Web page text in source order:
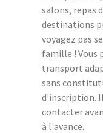
salons, repas
destinations
voyagez pas
famille ! Vous
transport
sans
d'inscription.
contacter
à l'avance.